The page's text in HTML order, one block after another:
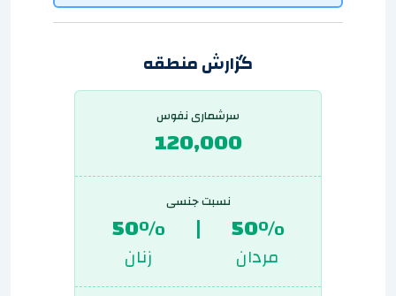
گزارش منطقه
سرشماری نفوس
120,000
نسبت جنسی
50%
مردان
|
50%
زنان